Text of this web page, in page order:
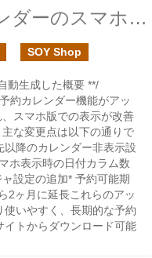
SOY Shopの予約カレンダーのスマホ版で表示する日付カラムの設定等を追加しました
SOY Shop
動生成した概要 **/
約カレンダー機能がアッ
スマホ版での表示が改善
主な変更点は以下の通りで
以降のカレンダー非表示設
ホ表示時の日付カラム数
設定の追加* 予約可能期
2ヶ月に延長これらのアッ
いやすく、長期的な予約
イトからダウンロード可能